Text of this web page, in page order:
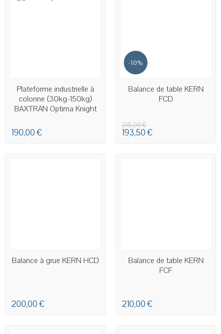
Plateforme industrielle à
colonne (30kg-150kg)
BAXTRAN Optima Knight
190,00 €
-10%
EN STOCK
Balance de table KERN
FCD
215,00 €
193,50 €
EN STOCK
Balance à grue KERN HCD
200,00 €
EN STOCK
Balance de table KERN
FCF
210,00 €